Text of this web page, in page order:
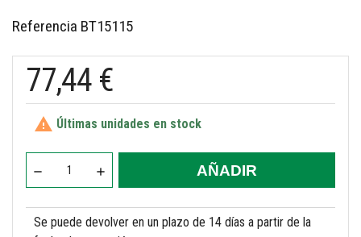
Referencia BT15115
77,44 €
 Últimas unidades en stock
AÑADIR
Se puede devolver en un plazo de 14 días a partir de la